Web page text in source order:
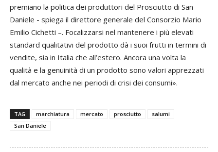
premiano la politica dei produttori del Prosciutto di San
Daniele - spiega il direttore generale del Consorzio Mario
Emilio Cichetti –. Focalizzarsi nel mantenere i più elevati
standard qualitativi del prodotto dà i suoi frutti in termini di
vendite, sia in Italia che all’estero. Ancora una volta la
qualità e la genuinità di un prodotto sono valori apprezzati
dal mercato anche nei periodi di crisi dei consumi».
TAG marchiatura mercato prosciutto
salumi
San Daniele